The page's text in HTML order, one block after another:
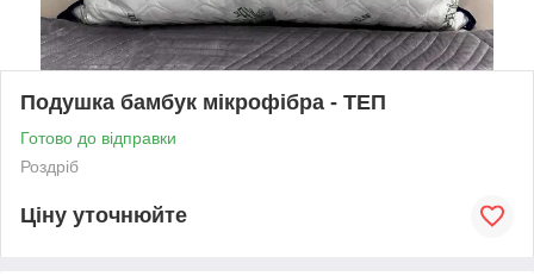
Подушка бамбук мікрофібра - ТЕП
Готово до відправки
Роздріб
Ціну уточнюйте